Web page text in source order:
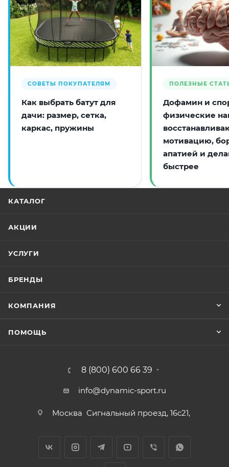
СОВЕТЫ ПОКУПАТЕЛЯМ
Как выбрать батут для
дачи: размер, сетка,
каркас, пружины
ПОЛЕЗНЫЕ
Дофамин и
физические
мотивацию,
апатией и
быстрее
КАТАЛОГ
АКЦИИ
УСЛУГИ
БРЕНДЫ
КОМПАНИЯ
ПОМОЩЬ
8 (800) 600 66 39
info@dynamic-sport.ru
Москва Сигнальный проезд, 16с21,